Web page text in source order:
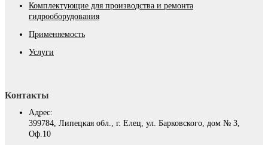
Комплектующие для производства и ремонта
гидрооборудования
Применяемость
Услуги
Контакты
Адрес:
399784, Липецкая обл., г. Елец, ул. Барковского, дом № 3,
Оф.10